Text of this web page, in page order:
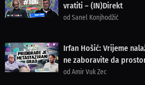
vratiti – (IN)Direkt
od Sanel Konjhodžić
Irfan Hošić: Vrijeme
ne zaboravite da
od Amir Vuk Zec